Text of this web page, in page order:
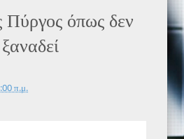
όπως δεν
π.μ.